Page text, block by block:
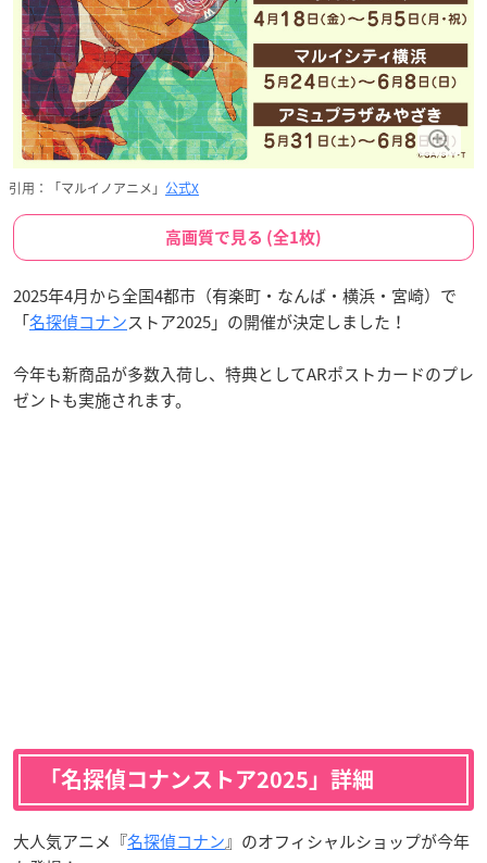
引用：「マルイノアニメ」 公式X
高画質で見る (全1枚)
2025年4月から全国4都市（有楽町・なんば・横浜・宮崎）で
「名探偵コナンストア2025」の開催が決定しました！
今年も新商品が多数入荷し、特典としてARポストカードのプレ
ゼントも実施されます。
「名探偵コナンストア2025」詳細
大人気アニメ『名探偵コナン』のオフィシャルショップが今年